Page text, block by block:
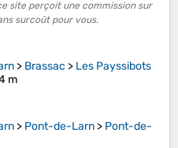
site perçoit une commission sur
surcoût pour vous.
> Brassac > Les Payssibots
m
> Pont-de-Larn > Pont-de-